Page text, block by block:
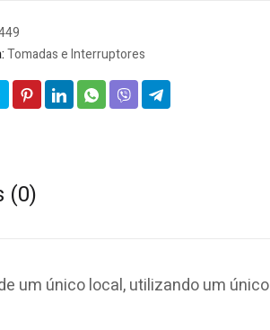
Tomadas e Interruptores
(0)
um único local, utilizando um único